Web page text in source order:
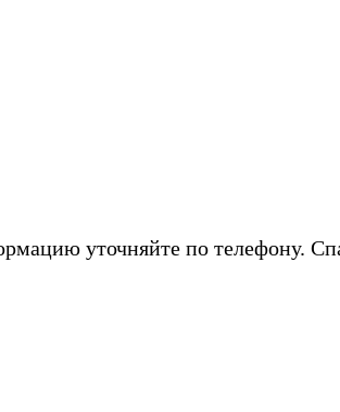
уточняйте по телефону.